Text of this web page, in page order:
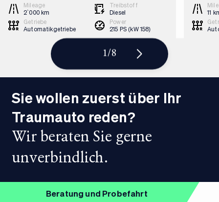
Mileage
2`000 km
Treibstoff
Diesel
Getriebe
Automatikgetriebe
Power
215 PS (kW 158)
11
1/8
Sie wollen zuerst über Ihr
Traumauto reden?
Wir beraten Sie gerne
unverbindlich.
Beratung und Probefahrt